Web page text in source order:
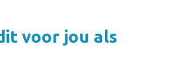
voor jou als